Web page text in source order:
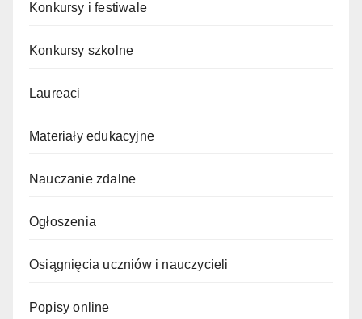
Konkursy i festiwale
Konkursy szkolne
Laureaci
Materiały edukacyjne
Nauczanie zdalne
Ogłoszenia
Osiągnięcia uczniów i nauczycieli
Popisy online